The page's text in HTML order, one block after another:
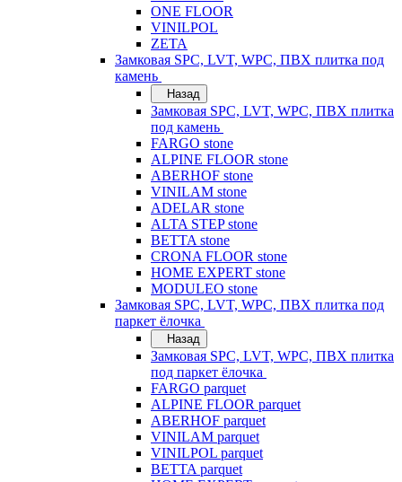
ONE FLOOR
VINILPOL
ZETA
Замковая SPC, LVT, WPC, ПВХ плитка под
камень
Назад
Замковая SPC, LVT, WPC, ПВХ плитка
под камень
FARGO stone
ALPINE FLOOR stone
ABERHOF stone
VINILAM stone
ADELAR stone
ALTA STEP stone
BETTA stone
CRONA FLOOR stone
HOME EXPERT stone
MODULEO stone
Замковая SPC, LVT, WPC, ПВХ плитка под
паркет ёлочка
Назад
Замковая SPC, LVT, WPC, ПВХ плитка
под паркет ёлочка
FARGO parquet
ALPINE FLOOR parquet
ABERHOF parquet
VINILAM parquet
VINILPOL parquet
BETTA parquet